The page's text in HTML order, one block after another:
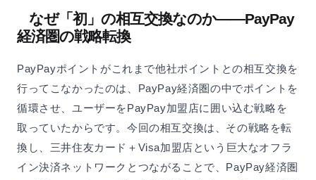
なぜ「初」の相互交換なのか——PayPay
経済圏の戦略転換
PayPayポイントがこれまで他社ポイントとの相互交換を
行ってこなかったのは、PayPay経済圏の中でポイントを
循環させ、ユーザーをPayPay加盟店に囲い込む戦略を
取っていたからです。今回の相互交換は、その戦略を転
換し、三井住友カード＋Visa加盟店という巨大なオフラ
イン決済ネットワークとつながることで、PayPay経済圏